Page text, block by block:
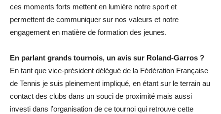
ces moments forts mettent en lumière notre sport et
permettent de communiquer sur nos valeurs et notre
engagement en matière de formation des jeunes.
En parlant grands tournois, un avis sur Roland-Garros ?
En tant que vice-président délégué de la Fédération Française
de Tennis je suis pleinement impliqué, en étant sur le terrain au
contact des clubs dans un souci de proximité mais aussi
investi dans l’organisation de ce tournoi qui retrouve cette